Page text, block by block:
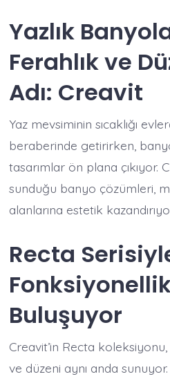
Yazlık
Ferahlık ve
Adı: Creavit
Yaz mevsiminin sıcaklığı
beraberinde getirirken,
tasarımlar ön plana çıkıyor.
sunduğu banyo çözümleri,
alanlarına estetik
Recta
Fonksiyonellik
Buluşuyor
Creavit’in Recta
ve düzeni aynı anda